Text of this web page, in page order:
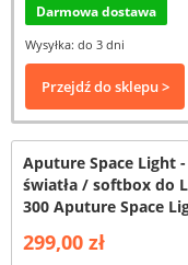
Darmowa dostawa
Wysyłka: do 3 dni
Przejdź do sklepu >
Aputure Space Light
światła / softbox do
300 Aputure Space
299,00 zł